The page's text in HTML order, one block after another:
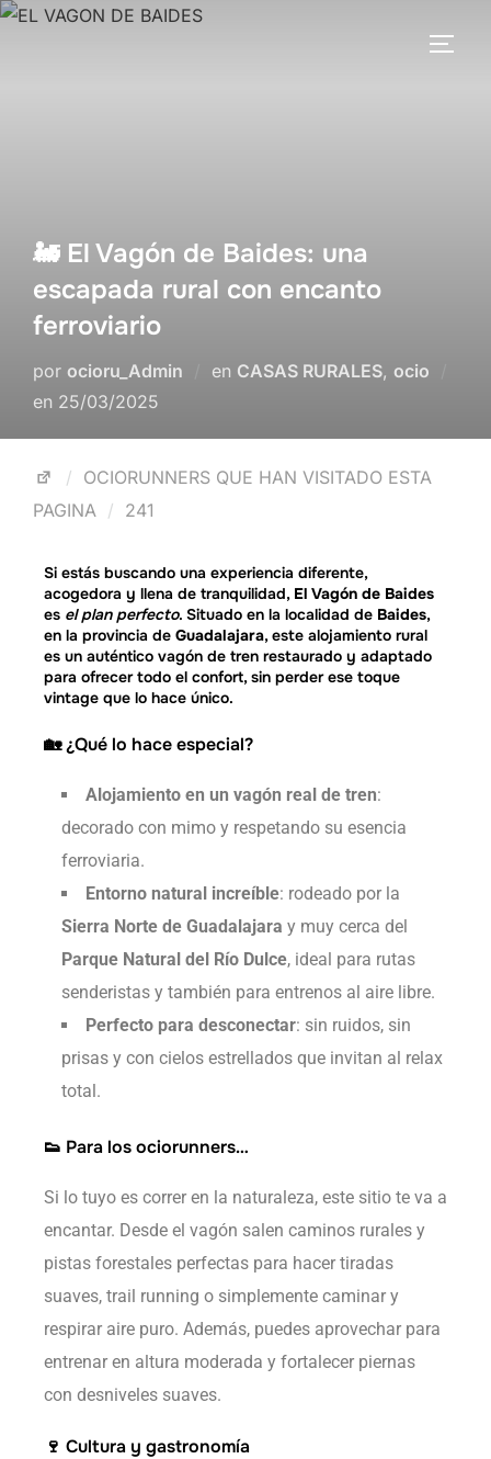
🚂 El Vagón de Baides: una
escapada rural con encanto
ferroviario
por ocioru_Admin en CASAS RURALES, ocio
en 25/03/2025
OCIORUNNERS QUE HAN VISITADO ESTA
PAGINA
241
Si estás buscando una experiencia diferente,
acogedora y llena de tranquilidad, El Vagón de Baides
es el plan perfecto. Situado en la localidad de Baides,
en la provincia de Guadalajara, este alojamiento rural
es un auténtico vagón de tren restaurado y adaptado
para ofrecer todo el confort, sin perder ese toque
vintage que lo hace único.
🏡 ¿Qué lo hace especial?
Alojamiento en un vagón real de tren:
decorado con mimo y respetando su esencia
ferroviaria.
Entorno natural increíble: rodeado por la
Sierra Norte de Guadalajara y muy cerca del
Parque Natural del Río Dulce, ideal para rutas
senderistas y también para entrenos al aire libre.
Perfecto para desconectar: sin ruidos, sin
prisas y con cielos estrellados que invitan al relax
total.
👟 Para los ociorunners…
Si lo tuyo es correr en la naturaleza, este sitio te va a
encantar. Desde el vagón salen caminos rurales y
pistas forestales perfectas para hacer tiradas
suaves, trail running o simplemente caminar y
respirar aire puro. Además, puedes aprovechar para
entrenar en altura moderada y fortalecer piernas
con desniveles suaves.
🍷 Cultura y gastronomía